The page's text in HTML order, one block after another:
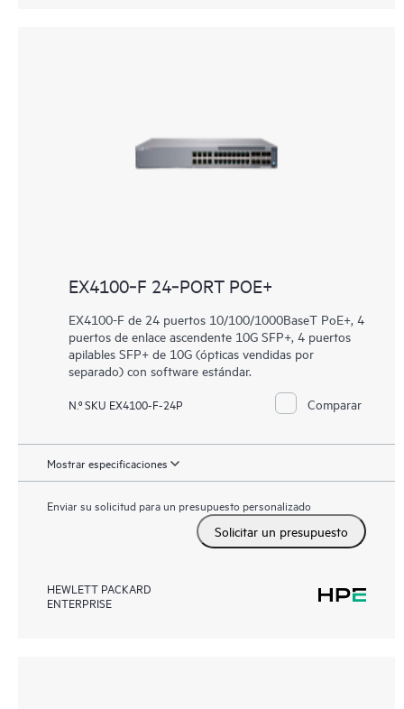
EX4100‑F 24‑PORT POE+
EX4100-F de 24 puertos 10/100/1000BaseT PoE+, 4
puertos de enlace ascendente 10G SFP+, 4 puertos
apilables SFP+ de 10G (ópticas vendidas por
separado) con software estándar.
N.º SKU EX4100-F-24P Comparar
Mostrar especificaciones
Enviar su solicitud para un presupuesto personalizado
Solicitar un presupuesto
HEWLETT PACKARD
ENTERPRISE